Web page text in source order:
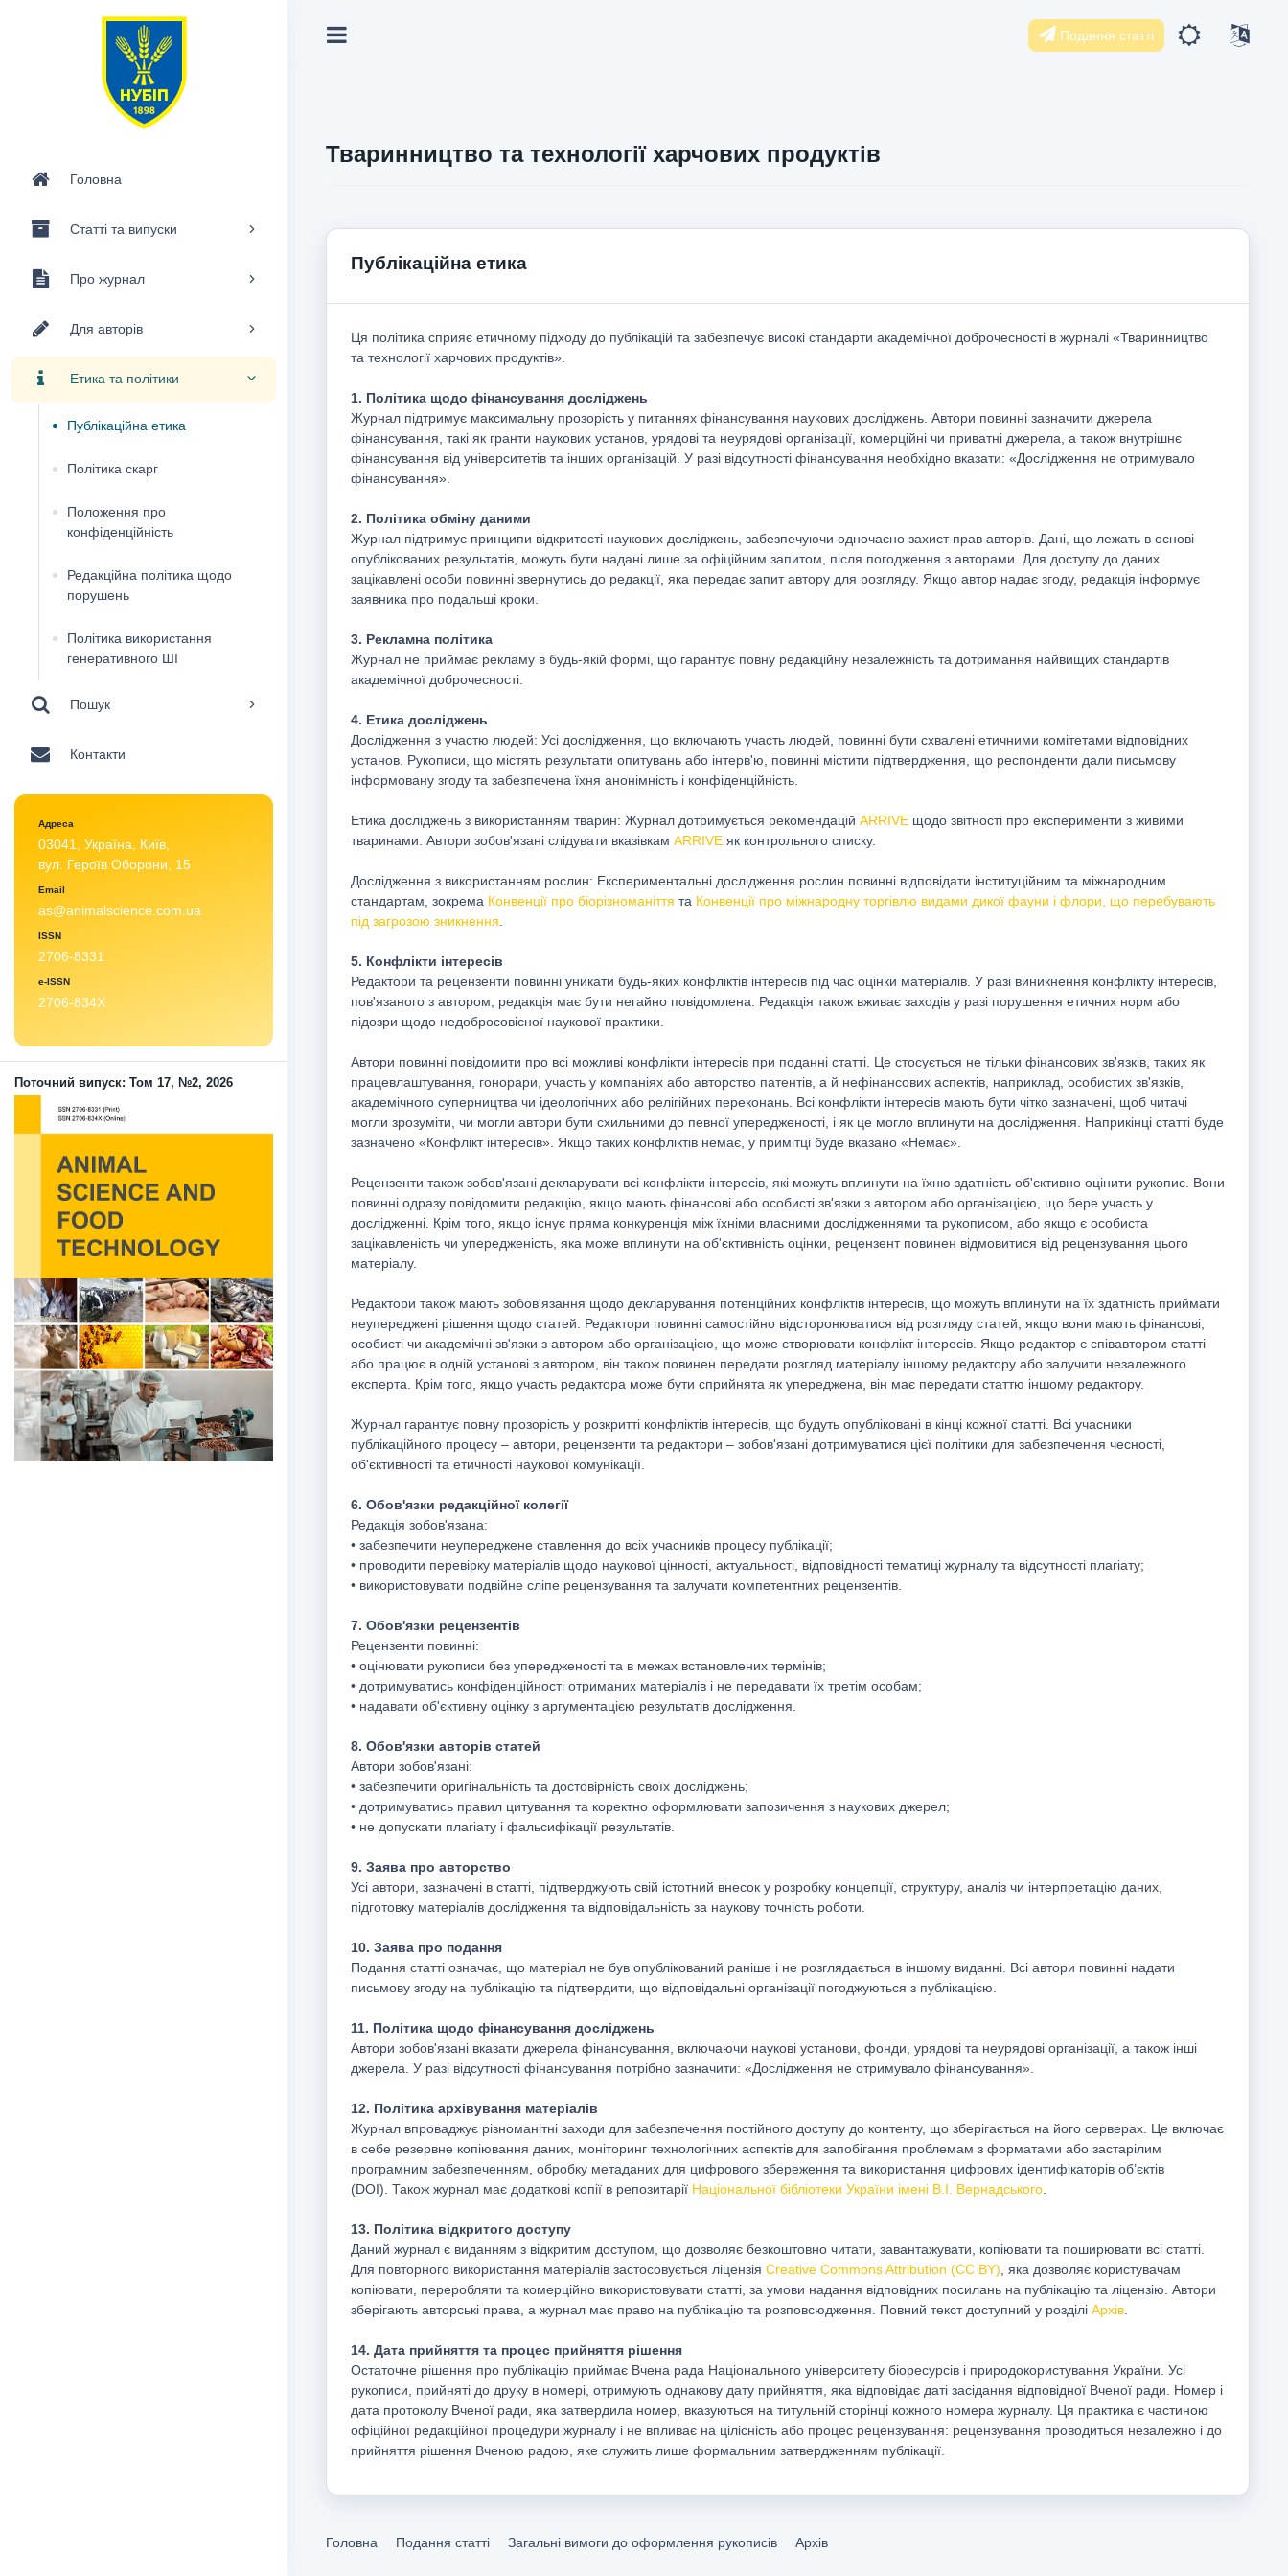
Головна
Статті та випуски
Про журнал
Для авторів
Етика та політики
Публікаційна етика
Політика скарг
Положення про
конфіденційність
Редакційна політика щодо
порушень
Політика використання
генеративного ШІ
Пошук
Контакти
Адреса
03041, Україна, Київ,
вул. Героїв Оборони, 15
Email
as@animalscience.com.ua
ISSN
2706-8331
e-ISSN
2706-834X
Поточний випуск: Том 17, №2, 2026
Подання статті
Тваринництво та технології харчових продуктів
Публікаційна етика
Ця політика сприяє етичному підходу до публікацій та забезпечує високі стандарти академічної доброчесності в журналі «Тваринництво
та технології харчових продуктів».
1. Політика щодо фінансування досліджень
Журнал підтримує максимальну прозорість у питаннях фінансування наукових досліджень. Автори повинні зазначити джерела
фінансування, такі як гранти наукових установ, урядові та неурядові організації, комерційні чи приватні джерела, а також внутрішнє
фінансування від університетів та інших організацій. У разі відсутності фінансування необхідно вказати: «Дослідження не отримувало
фінансування».
2. Політика обміну даними
Журнал підтримує принципи відкритості наукових досліджень, забезпечуючи одночасно захист прав авторів. Дані, що лежать в основі
опублікованих результатів, можуть бути надані лише за офіційним запитом, після погодження з авторами. Для доступу до даних
зацікавлені особи повинні звернутись до редакції, яка передає запит автору для розгляду. Якщо автор надає згоду, редакція інформує
заявника про подальші кроки.
3. Рекламна політика
Журнал не приймає рекламу в будь-якій формі, що гарантує повну редакційну незалежність та дотримання найвищих стандартів
академічної доброчесності.
4. Етика досліджень
Дослідження з участю людей: Усі дослідження, що включають участь людей, повинні бути схвалені етичними комітетами відповідних
установ. Рукописи, що містять результати опитувань або інтерв'ю, повинні містити підтвердження, що респонденти дали письмову
інформовану згоду та забезпечена їхня анонімність і конфіденційність.
Етика досліджень з використанням тварин: Журнал дотримується рекомендацій ARRIVE щодо звітності про експерименти з живими
тваринами. Автори зобов'язані слідувати вказівкам ARRIVE як контрольного списку.
Дослідження з використанням рослин: Експериментальні дослідження рослин повинні відповідати інституційним та міжнародним
стандартам, зокрема Конвенції про біорізноманіття та Конвенції про міжнародну торгівлю видами дикої фауни і флори, що перебувають
під загрозою зникнення
5. Конфлікти інтересів
Редактори та рецензенти повинні уникати будь-яких конфліктів інтересів під час оцінки матеріалів. У разі виникнення конфлікту інтересів,
пов'язаного з автором, редакція має бути негайно повідомлена. Редакція також вживає заходів у разі порушення етичних норм або
підозри щодо недобросовісної наукової практики.
Автори повинні повідомити про всі можливі конфлікти інтересів при поданні статті. Це стосується не тільки фінансових зв'язків, таких як
працевлаштування, гонорари, участь у компаніях або авторство патентів, а й нефінансових аспектів, наприклад, особистих зв'язків,
академічного суперництва чи ідеологічних або релігійних переконань. Всі конфлікти інтересів мають бути чітко зазначені, щоб читачі
могли зрозуміти, чи могли автори бути схильними до певної упередженості, і як це могло вплинути на дослідження. Наприкінці статті буде
зазначено «Конфлікт інтересів». Якщо таких конфліктів немає, у примітці буде вказано «Немає».
Рецензенти також зобов'язані декларувати всі конфлікти інтересів, які можуть вплинути на їхню здатність об'єктивно оцінити рукопис. Вони
повинні одразу повідомити редакцію, якщо мають фінансові або особисті зв'язки з автором або організацією, що бере участь у
дослідженні. Крім того, якщо існує пряма конкуренція між їхніми власними дослідженнями та рукописом, або якщо є особиста
зацікавленість чи упередженість, яка може вплинути на об'єктивність оцінки, рецензент повинен відмовитися від рецензування цього
матеріалу.
Редактори також мають зобов'язання щодо декларування потенційних конфліктів інтересів, що можуть вплинути на їх здатність приймати
неупереджені рішення щодо статей. Редактори повинні самостійно відсторонюватися від розгляду статей, якщо вони мають фінансові,
особисті чи академічні зв'язки з автором або організацією, що може створювати конфлікт інтересів. Якщо редактор є співавтором статті
або працює в одній установі з автором, він також повинен передати розгляд матеріалу іншому редактору або залучити незалежного
експерта. Крім того, якщо участь редактора може бути сприйнята як упереджена, він має передати статтю іншому редактору.
Журнал гарантує повну прозорість у розкритті конфліктів інтересів, що будуть опубліковані в кінці кожної статті. Всі учасники
публікаційного процесу – автори, рецензенти та редактори – зобов'язані дотримуватися цієї політики для забезпечення чесності,
об'єктивності та етичності наукової комунікації.
6. Обов'язки редакційної колегії
Редакція зобов'язана:
• забезпечити неупереджене ставлення до всіх учасників процесу публікації;
• проводити перевірку матеріалів щодо наукової цінності, актуальності, відповідності тематиці журналу та відсутності плагіату;
• використовувати подвійне сліпе рецензування та залучати компетентних рецензентів.
7. Обов'язки рецензентів
Рецензенти повинні:
• оцінювати рукописи без упередженості та в межах встановлених термінів;
• дотримуватись конфіденційності отриманих матеріалів і не передавати їх третім особам;
• надавати об'єктивну оцінку з аргументацією результатів дослідження.
8. Обов'язки авторів статей
Автори зобов'язані:
• забезпечити оригінальність та достовірність своїх досліджень;
• дотримуватись правил цитування та коректно оформлювати запозичення з наукових джерел;
• не допускати плагіату і фальсифікації результатів.
9. Заява про авторство
Усі автори, зазначені в статті, підтверджують свій істотний внесок у розробку концепції, структуру, аналіз чи інтерпретацію даних,
підготовку матеріалів дослідження та відповідальність за наукову точність роботи.
10. Заява про подання
Подання статті означає, що матеріал не був опублікований раніше і не розглядається в іншому виданні. Всі автори повинні надати
письмову згоду на публікацію та підтвердити, що відповідальні організації погоджуються з публікацією.
11. Політика щодо фінансування досліджень
Автори зобов'язані вказати джерела фінансування, включаючи наукові установи, фонди, урядові та неурядові організації, а також інші
джерела. У разі відсутності фінансування потрібно зазначити: «Дослідження не отримувало фінансування».
12. Політика архівування матеріалів
Журнал впроваджує різноманітні заходи для забезпечення постійного доступу до контенту, що зберігається на його серверах. Це включає
в себе резервне копіювання даних, моніторинг технологічних аспектів для запобігання проблемам з форматами або застарілим
програмним забезпеченням, обробку метаданих для цифрового збереження та використання цифрових ідентифікаторів об’єктів
(DOI). Також журнал має додаткові копії в репозитарії Національної бібліотеки України імені В.І. Вернадського
13. Політика відкритого доступу
Даний журнал є виданням з відкритим доступом, що дозволяє безкоштовно читати, завантажувати, копіювати та поширювати всі статті.
Для повторного використання матеріалів застосовується ліцензія Creative Commons Attribution (CC BY) , яка дозволяє користувачам
копіювати, переробляти та комерційно використовувати статті, за умови надання відповідних посилань на публікацію та ліцензію. Автори
зберігають авторські права, а журнал має право на публікацію та розповсюдження. Повний текст доступний у розділі Архів
14. Дата прийняття та процес прийняття рішення
Остаточне рішення про публікацію приймає Вчена рада Національного університету біоресурсів і природокористування України. Усі
рукописи, прийняті до друку в номері, отримують однакову дату прийняття, яка відповідає даті засідання відповідної Вченої ради. Номер і
дата протоколу Вченої ради, яка затвердила номер, вказуються на титульній сторінці кожного номера журналу. Ця практика є частиною
офіційної редакційної процедури журналу і не впливає на цілісність або процес рецензування: рецензування проводиться незалежно і до
прийняття рішення Вченою радою, яке служить лише формальним затвердженням публікації.
Головна Подання статті Загальні вимоги до оформлення рукописів Архів